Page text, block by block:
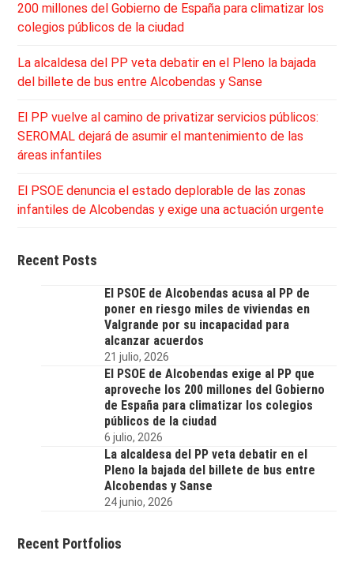
200 millones del Gobierno de España para climatizar los
colegios públicos de la ciudad
La alcaldesa del PP veta debatir en el Pleno la bajada
del billete de bus entre Alcobendas y Sanse
El PP vuelve al camino de privatizar servicios públicos:
SEROMAL dejará de asumir el mantenimiento de las
áreas infantiles
El PSOE denuncia el estado deplorable de las zonas
infantiles de Alcobendas y exige una actuación urgente
Recent Posts
El PSOE de Alcobendas acusa al PP de
poner en riesgo miles de viviendas en
Valgrande por su incapacidad para
alcanzar acuerdos
21 julio, 2026
El PSOE de Alcobendas exige al PP que
aproveche los 200 millones del Gobierno
de España para climatizar los colegios
públicos de la ciudad
6 julio, 2026
La alcaldesa del PP veta debatir en el
Pleno la bajada del billete de bus entre
Alcobendas y Sanse
24 junio, 2026
Recent Portfolios